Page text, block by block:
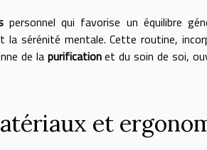
personnel qui favorise un équilibre
sérénité mentale. Cette routine,
de la purificationet du soin de soi,
et